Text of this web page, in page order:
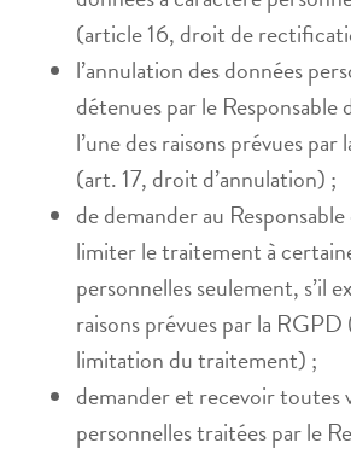
(article 16, droit de
l’annulation des données
détenues par le
l’une des raisons prévues
(art. 17, droit d’annulation) ;
de demander au
limiter le traitement à
personnelles seulement, s’il
raisons prévues par la
limitation du traitement) ;
demander et recevoir toutes
personnelles traitées par le